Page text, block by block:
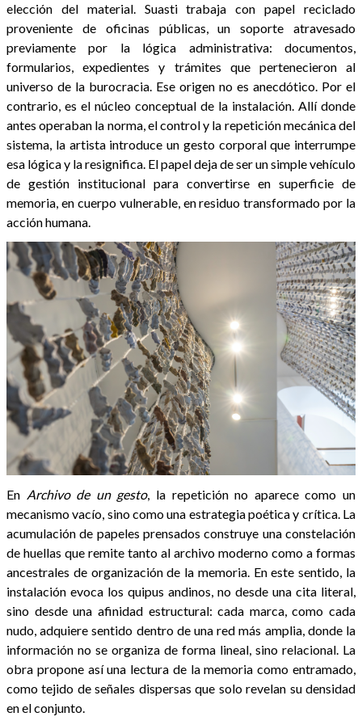
elección del material. Suasti trabaja con papel reciclado
proveniente de oficinas públicas, un soporte atravesado
previamente por la lógica administrativa: documentos,
formularios, expedientes y trámites que pertenecieron al
universo de la burocracia. Ese origen no es anecdótico. Por el
contrario, es el núcleo conceptual de la instalación. Allí donde
antes operaban la norma, el control y la repetición mecánica del
sistema, la artista introduce un gesto corporal que interrumpe
esa lógica y la resignifica. El papel deja de ser un simple vehículo
de gestión institucional para convertirse en superficie de
memoria, en cuerpo vulnerable, en residuo transformado por la
acción humana.
En Archivo de un gesto, la repetición no aparece como un
mecanismo vacío, sino como una estrategia poética y crítica. La
acumulación de papeles prensados construye una constelación
de huellas que remite tanto al archivo moderno como a formas
ancestrales de organización de la memoria. En este sentido, la
instalación evoca los quipus andinos, no desde una cita literal,
sino desde una afinidad estructural: cada marca, como cada
nudo, adquiere sentido dentro de una red más amplia, donde la
información no se organiza de forma lineal, sino relacional. La
obra propone así una lectura de la memoria como entramado,
como tejido de señales dispersas que solo revelan su densidad
en el conjunto.